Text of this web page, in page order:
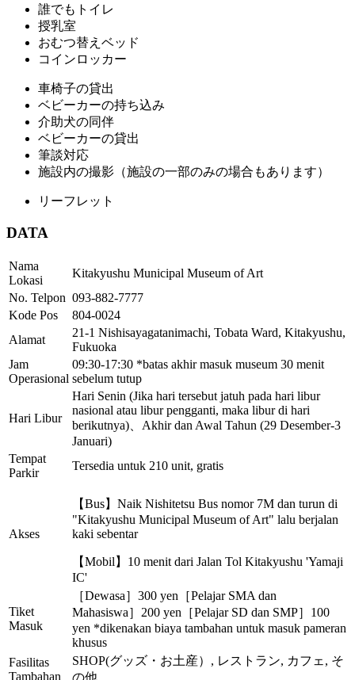
誰でもトイレ
授乳室
おむつ替えベッド
コインロッカー
車椅子の貸出
ベビーカーの持ち込み
介助犬の同伴
ベビーカーの貸出
筆談対応
施設内の撮影（施設の一部のみの場合もあります）
リーフレット
DATA
Nama
Lokasi
Kitakyushu Municipal Museum of Art
No. Telpon 093-882-7777
Kode Pos
804-0024
Alamat
21-1 Nishisayagatanimachi, Tobata Ward, Kitakyushu,
Fukuoka
Jam
Operasional
09:30-17:30 *batas akhir masuk museum 30 menit
sebelum tutup
Hari Libur
Hari Senin (Jika hari tersebut jatuh pada hari libur
nasional atau libur pengganti, maka libur di hari
berikutnya)、Akhir dan Awal Tahun (29 Desember-3
Januari)
Tempat
Parkir
Tersedia untuk 210 unit, gratis
Akses
【Bus】Naik Nishitetsu Bus nomor 7M dan turun di
"Kitakyushu Municipal Museum of Art" lalu berjalan
kaki sebentar
【Mobil】10 menit dari Jalan Tol Kitakyushu 'Yamaji
IC'
Tiket
Masuk
［Dewasa］300 yen［Pelajar SMA dan
Mahasiswa］200 yen［Pelajar SD dan SMP］100
yen *dikenakan biaya tambahan untuk masuk pameran
khusus
Fasilitas
Tambahan
SHOP(グッズ・お土産）, レストラン, カフェ, そ